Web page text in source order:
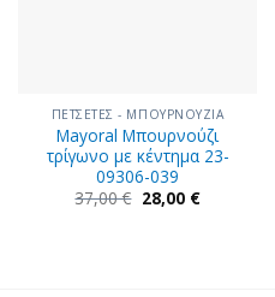
ΠΕΤΣΕΤΕΣ - ΜΠΟΥΡΝΟΥΖΙΑ
Mayoral Μπουρνούζι
τρίγωνο με κέντημα 23-
09306-039
37,00€ Original
price
28,00 €Η
τρέχουσα